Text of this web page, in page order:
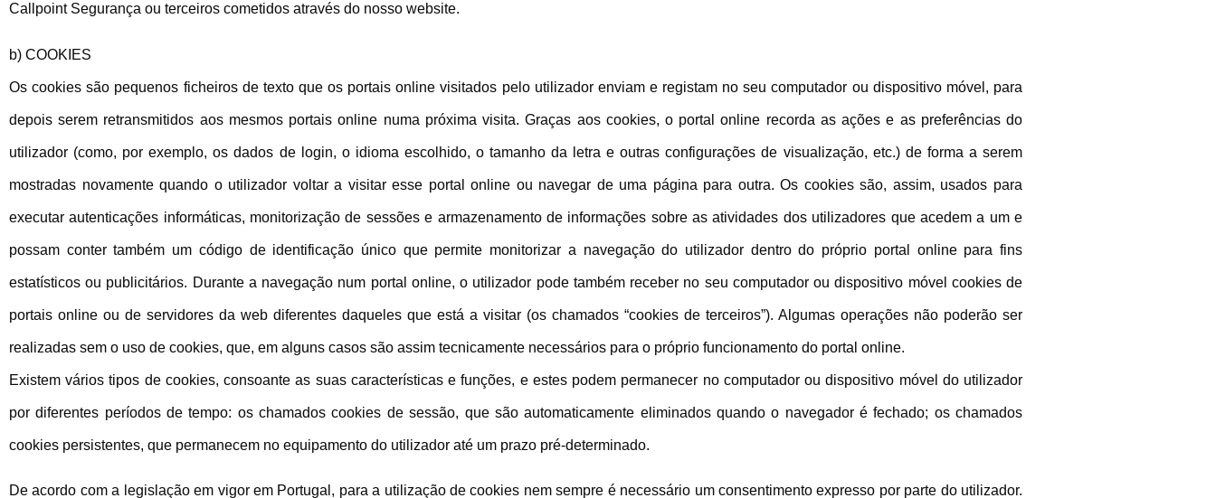
Callpoint Segurança ou terceiros cometidos através do nosso website.
b) COOKIES
Os cookies são pequenos ficheiros de texto que os portais online visitados pelo utilizador enviam e registam no seu computador ou dispositivo móvel, para
depois serem retransmitidos aos mesmos portais online numa próxima visita. Graças aos cookies, o portal online recorda as ações e as preferências do
utilizador (como, por exemplo, os dados de login, o idioma escolhido, o tamanho da letra e outras configurações de visualização, etc.) de forma a serem
mostradas novamente quando o utilizador voltar a visitar esse portal online ou navegar de uma página para outra. Os cookies são, assim, usados para
executar autenticações informáticas, monitorização de sessões e armazenamento de informações sobre as atividades dos utilizadores que acedem a um e
possam conter também um código de identificação único que permite monitorizar a navegação do utilizador dentro do próprio portal online para fins
estatísticos ou publicitários. Durante a navegação num portal online, o utilizador pode também receber no seu computador ou dispositivo móvel cookies de
portais online ou de servidores da web diferentes daqueles que está a visitar (os chamados “cookies de terceiros”). Algumas operações não poderão ser
realizadas sem o uso de cookies, que, em alguns casos são assim tecnicamente necessários para o próprio funcionamento do portal online.
Existem vários tipos de cookies, consoante as suas características e funções, e estes podem permanecer no computador ou dispositivo móvel do utilizador
por diferentes períodos de tempo: os chamados cookies de sessão, que são automaticamente eliminados quando o navegador é fechado; os chamados
cookies persistentes, que permanecem no equipamento do utilizador até um prazo pré-determinado.
De acordo com a legislação em vigor em Portugal, para a utilização de cookies nem sempre é necessário um consentimento expresso por parte do utilizador.